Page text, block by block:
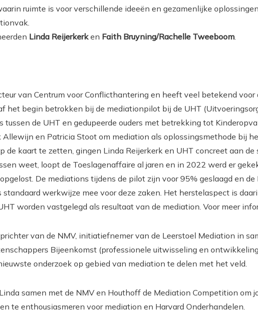
ruimte is voor verschillende ideeën en gezamenlijke
Linda Reijerkerken Faith Bruyning/Rachelle Tweeboom.
van Centrum voor Conflicthantering en heeft veel betekend
het begin betrokken bij de mediationpilot bij de UHT
tussen de UHT en gedupeerde ouders met betrekking tot
en Patricia Stoot om mediation als oplossingsmethode bij
de kaart te zetten, gingen Linda Reijerkerk en UHT concreet aan de
weet, loopt de Toeslagenaffaire al jaren en in 2022 werd er
De mediations tijdens de pilot zijn voor 95% geslaagd en
werkwijze mee voor deze zaken. Het herstelaspect is
worden vastgelegd als resultaat van de mediation. Voor meer
van de NMV, initiatiefnemer van de Leerstoel Mediation in
Bijeenkomst (professionele uitwisseling en
onderzoek op gebied van mediation te delen met het veld.
samen met de NMV en Houthoff de Mediation Competition om
te enthousiasmeren voor mediation en Harvard Onderhandelen.